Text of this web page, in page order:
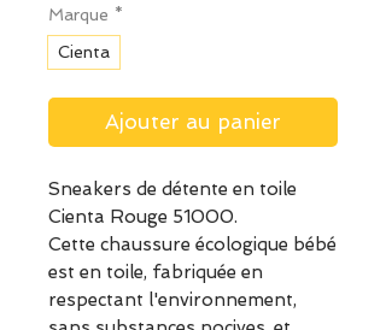
Marque *
Cienta
Ajouter au panier
Sneakers de détente en toile
Cienta Rouge 51000.
Cette chaussure écologique bébé
est en toile, fabriquée en
respectant l'environnement,